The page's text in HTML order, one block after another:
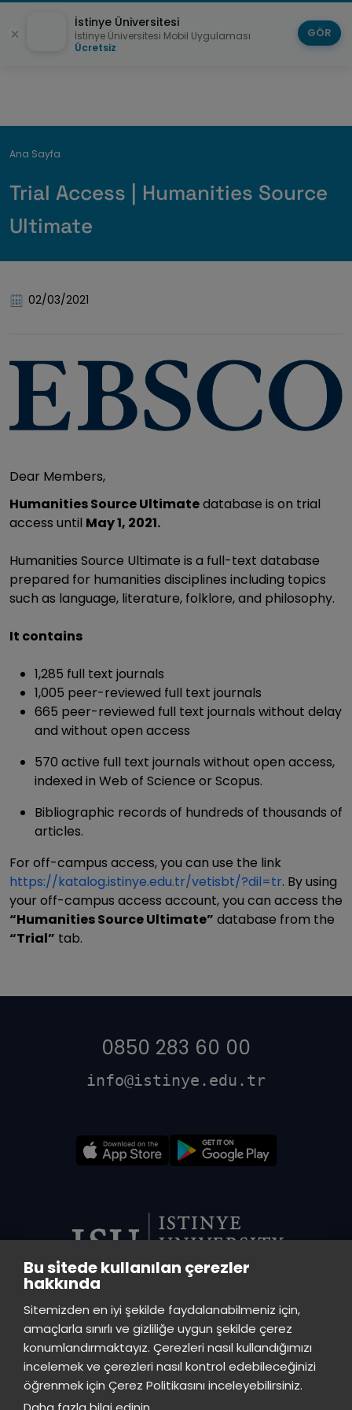
Bu sitede kullanılan çerezler
hakkında
Sitemizden en iyi şekilde faydalanabilmeniz için,
amaçlarla sınırlı ve gizliliğe uygun şekilde çerez
konumlandırmaktayız. Çerezleri nasıl kullandığımızı
incelemek ve çerezleri nasıl kontrol edebileceğinizi
öğrenmek için Çerez Politikasını inceleyebilirsiniz.
Breadcrumb
Ana Sayfa
Trial Access | Humanities Source
Ultimate
02/03/2021
Dear Members,
Humanities Source Ultimatedatabase is on trial
access until May 1, 2021.
Humanities Source Ultimate is a full-text database
prepared for humanities disciplines including topics
such as language, literature, folklore, and philosophy.
It contains
1,285 full text journals
1,005 peer-reviewed full text journals
665 peer-reviewed full text journals without delay
and without open access
570 active full text journals without open access,
indexed in Web of Science or Scopus.
Bibliographic records of hundreds of thousands of
articles.
For off-campus access, you can use the link
https://katalog.istinye.edu.tr/vetisbt/?dil=tr. By using
your off-campus access account, you can access the
“Humanities Source Ultimate” database from the
“Trial” tab.
0850 283 60 00
info@istinye.edu.tr
Istinye University Vadi Campus - Ayazağa Neighborhood, Azerbaijan
Street (Vadistanbul Block 4A), 34396 Sarıyer / Istanbul
TOPKAPI LIBRARY
Istinye University Topkapı Campus, Maltepe Neighborhood, Teyyareci
İstinye Üniversitesi
İstinye Üniversitesi Mobil Uygulaması
Ücretsiz
GÖR